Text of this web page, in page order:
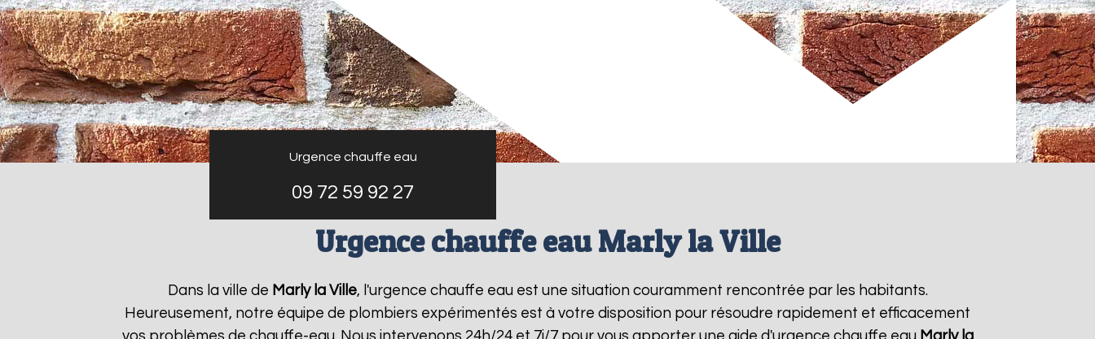
Urgence chauffe eau
09 72 59 92 27
Urgence chauffe eau Marly la Ville
Dans la ville de Marly la Ville, l'urgence chauffe eau est une situation couramment rencontrée par les habitants.
Heureusement, notre équipe de plombiers expérimentés est à votre disposition pour résoudre rapidement et efficacement